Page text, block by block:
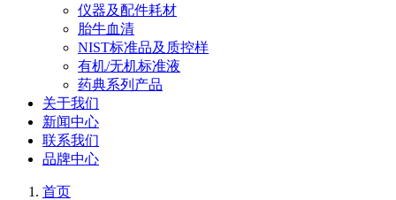
仪器及配件耗材
胎牛血清
NIST标准品及质控样
有机/无机标准液
药典系列产品
关于我们
新闻中心
联系我们
品牌中心
首页